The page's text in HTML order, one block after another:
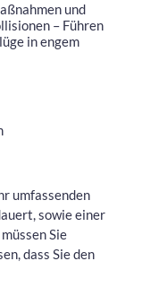
und
– Führen
in engem
umfassenden
sowie einer
Sie
dass Sie den